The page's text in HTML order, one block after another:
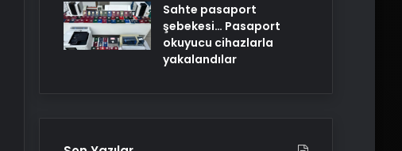
Sahte pasaport
şebekesi… Pasaport
okuyucu cihazlarla
yakalandılar